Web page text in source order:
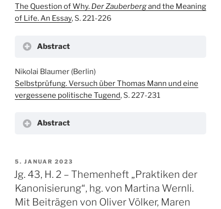
The Question of Why. Der Zauberbergand the Meaning
of Life. An Essay, S. 221-226
Abstract
Nikolai Blaumer (Berlin)
Selbstprüfung. Versuch über Thomas Mann und eine
vergessene politische Tugend, S. 227-231
Abstract
VERÖFFENTLICHT
AM
5. JANUAR 2023
Jg. 43, H. 2 – Themenheft „Praktiken der
Kanonisierung“, hg. von Martina Wernli.
Mit Beiträgen von Oliver Völker, Maren